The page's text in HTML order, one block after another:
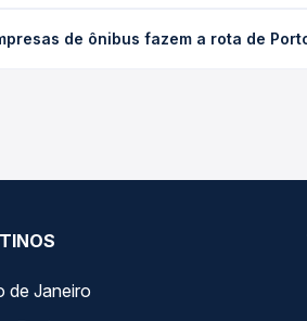
da compra. Na Quero Passagem
de ônibus fazem a rota de
de Janeiro